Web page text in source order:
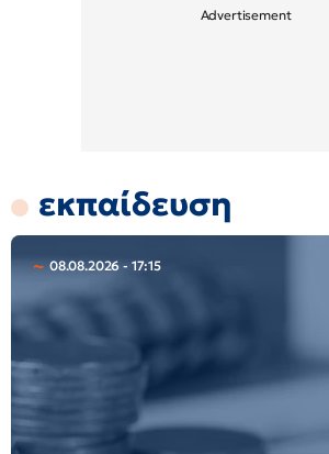
εκπαίδευση
08.08.2026 - 17:15